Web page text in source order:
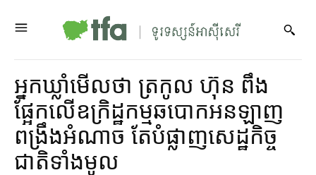
អ្នកឃ្លាំមើល​ថា ត្រកូល ហ៊ុន ពឹង​
ផ្អែកលើ​ឧក្រិដ្ឋកម្ម​ឆបោក​អនឡាញ​​
ពង្រឹង​អំណាច តែ​បំផ្លាញ​សេដ្ឋកិច្ច
ជាតិ​ទាំងមូល